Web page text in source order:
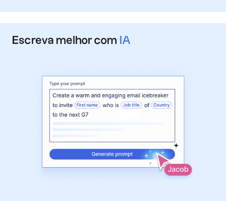
Escreva melhor com IA